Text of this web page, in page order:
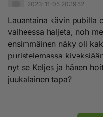
2023-11-05 20:19:52
Lauantaina kävin pubilla
vaiheessa haljeta, noh
ensimmäinen näky oli
puristelemassa
nyt se Keljes ja hänen
juukalainen tapa?